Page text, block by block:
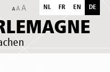
NL FR EN DE